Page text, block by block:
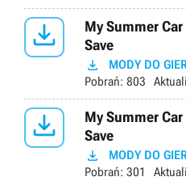

My Summer
Save
 MODY DO
Pobrań: 803

My Summer
Save
 MODY DO
Pobrań: 301